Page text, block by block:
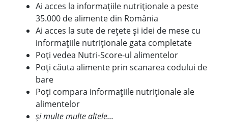
Ai acces la informațiile nutriționale a peste
35.000 de alimente din România
Ai acces la sute de rețete și idei de mese cu
informațiile nutriționale gata completate
Poți vedea Nutri-Score-ul alimentelor
Poți căuta alimente prin scanarea codului de
bare
Poți compara informațiile nutriționale ale
alimentelor
și multe multe altele...